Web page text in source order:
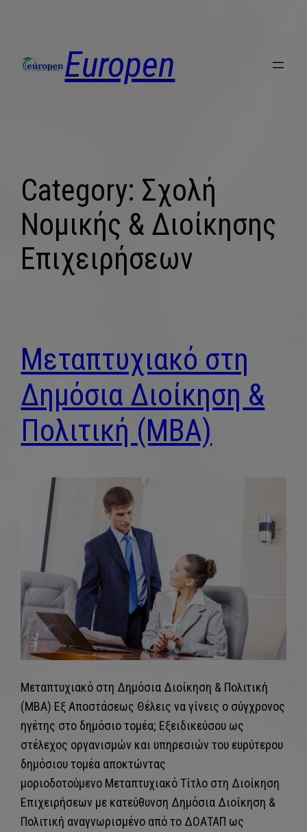
Europen
Category: Σχολή
Νομικής & Διοίκησης
Επιχειρήσεων
Μεταπτυχιακό στη
Δημόσια Διοίκηση &
Πολιτική (MBA)
Μεταπτυχιακό στη Δημόσια Διοίκηση & Πολιτική
(MBA) Εξ Αποστάσεως Θέλεις να γίνεις ο σύγχρονος
ηγέτης στο δημόσιο τομέα; Εξειδικεύσου ως
στέλεχος οργανισμών και υπηρεσιών του ευρύτερου
δημόσιου τομέα αποκτώντας
μοριοδοτούμενο Μεταπτυχιακό Τίτλο στη Διοίκηση
Επιχειρήσεων με κατεύθυνση Δημόσια Διοίκηση &
Πολιτική αναγνωρισμένο από το ΔΟΑΤΑΠ ως